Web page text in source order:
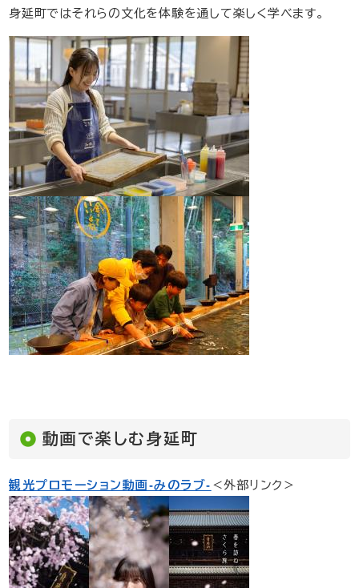
身延町ではそれらの文化を体験を通して楽しく学べます。
動画で楽しむ身延町
観光プロモーション動画-​みのラブ- ＜外部リンク＞